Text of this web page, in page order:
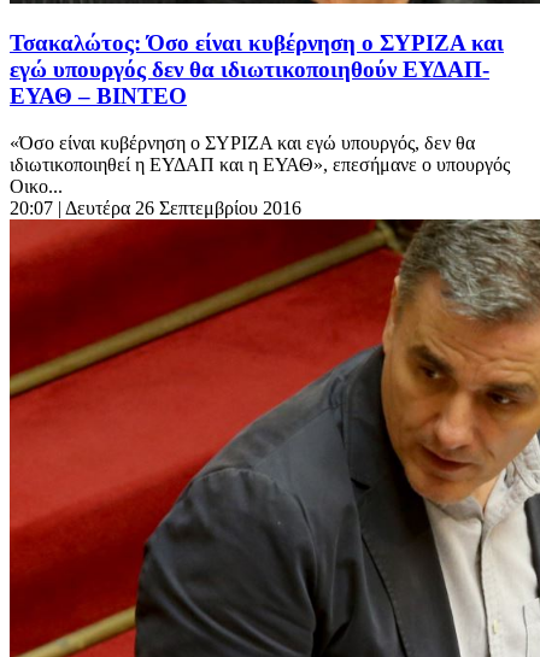
Τσακαλώτος: Όσο είναι κυβέρνηση ο ΣΥΡΙΖΑ και
εγώ υπουργός δεν θα ιδιωτικοποιηθούν ΕΥΔΑΠ-
ΕΥΑΘ – ΒΙΝΤΕΟ
«Όσο είναι κυβέρνηση ο ΣΥΡΙΖΑ και εγώ υπουργός, δεν θα
ιδιωτικοποιηθεί η ΕΥΔΑΠ και η ΕΥΑΘ», επεσήμανε ο υπουργός
Οικο...
20:07 | Δευτέρα 26 Σεπτεμβρίου 2016